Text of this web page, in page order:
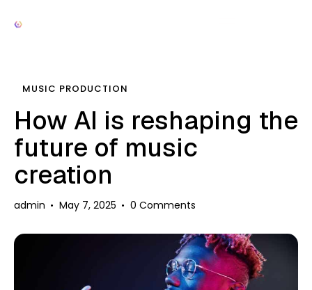
MUSIC PRODUCTION
How AI is reshaping the
future of music
creation
admin May 7, 2025 0 Comments